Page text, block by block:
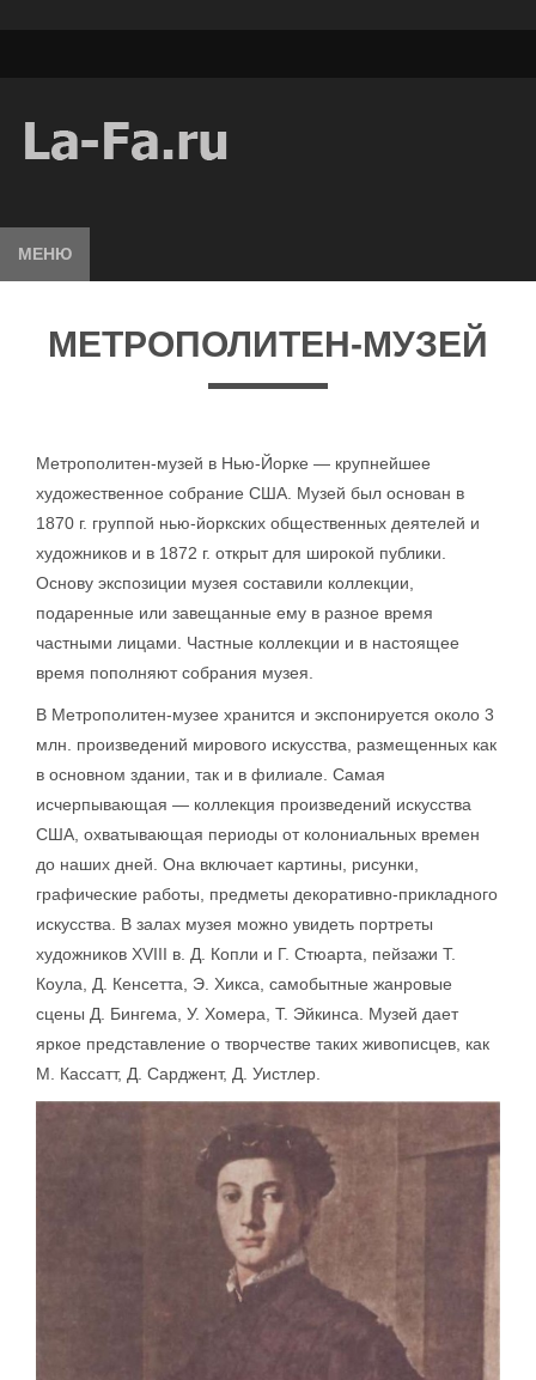
МЕНЮ
МЕТРОПОЛИТЕН-МУЗЕЙ
Метрополитен-музей в Нью-Йорке — крупнейшее
художественное собрание США. Музей был основан в
1870 г. группой нью-йоркских общественных деятелей и
художников и в 1872 г. открыт для широкой публики.
Основу экспозиции музея составили коллекции,
подаренные или завещанные ему в разное время
частными лицами. Частные коллекции и в настоящее
время пополняют собрания музея.
В Метрополитен-музее хранится и экспонируется около 3
млн. произведений мирового искусства, размещенных как
в основном здании, так и в филиале. Самая
исчерпывающая — коллекция произведений искусства
США, охватывающая периоды от колониальных времен
до наших дней. Она включает картины, рисунки,
графические работы, предметы декоративно-прикладного
искусства. В залах музея можно увидеть портреты
художников XVIII в. Д. Копли и Г. Стюарта, пейзажи Т.
Коула, Д. Кенсетта, Э. Хикса, самобытные жанровые
сцены Д. Бингема, У. Хомера, Т. Эйкинса. Музей дает
яркое представление о творчестве таких живописцев, как
М. Кассатт, Д. Сарджент, Д. Уистлер.